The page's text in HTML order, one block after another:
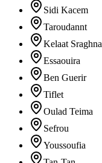
Sidi Kacem
Taroudannt
Kelaat Sraghna
Essaouira
Ben Guerir
Tiflet
Oulad Teima
Sefrou
Youssoufia